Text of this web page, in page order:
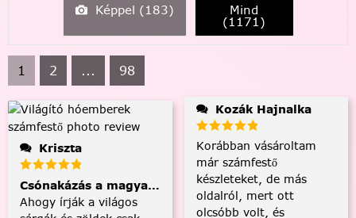
Képpel (183) Mind
(1171)
1 2 ... 98
Kriszta
Csónakázás a magyar tengeren
Ahogy írják a világos
Kozák Hajnalka
Korábban vásároltam
már számfestő
készleteket, de más
oldalról, mert ott
olcsóbb volt, és